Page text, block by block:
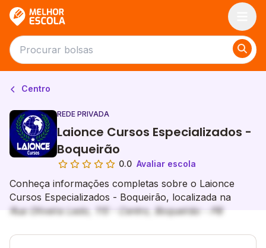
Centro
REDE PRIVADA
Laionce Cursos Especializados -
Boqueirão
0.0 Avaliar escola
Conheça informações completas sobre o Laionce
Cursos Especializados - Boqueirão, localizada na
Rua Oliveira Ledo, 115 - Centro, Boqueirão - PB